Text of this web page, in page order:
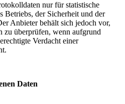
nur für statistische
Betriebs, der Sicherheit und der
Anbieter behält sich jedoch vor,
zu überprüfen, wenn aufgrund
Verdacht einer
Daten